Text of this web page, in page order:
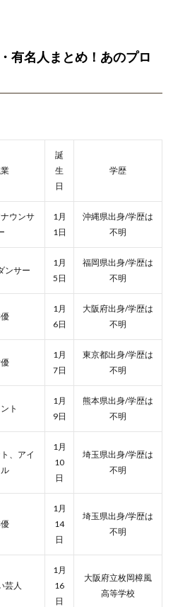
有名人まとめ！あのプロ
誕
生
日
学歴
ウンサ
1月
1日
沖縄県出身/学歴は
不明
ンサー
1月
5日
福岡県出身/学歴は
不明
1月
6日
大阪府出身/学歴は
不明
1月
7日
東京都出身/学歴は
不明
ト
1月
9日
熊本県出身/学歴は
不明
、アイ
ル
1月
10
日
埼玉県出身/学歴は
不明
1月
14
日
埼玉県出身/学歴は
不明
芸人
1月
16
日
大阪府立枚岡樟風
高等学校